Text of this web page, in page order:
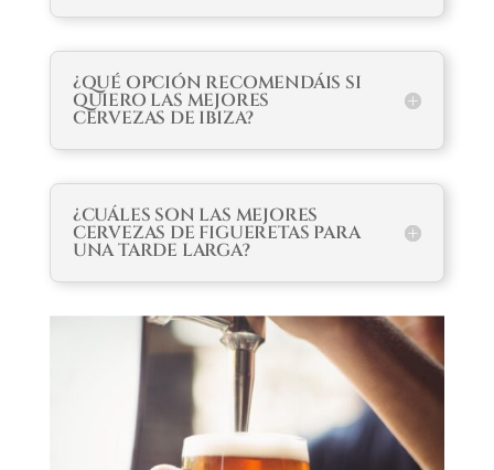
¿QUÉ OPCIÓN RECOMENDÁIS SI
QUIERO LAS MEJORES
CERVEZAS DE IBIZA?
¿CUÁLES SON LAS MEJORES
CERVEZAS DE FIGUERETAS PARA
UNA TARDE LARGA?